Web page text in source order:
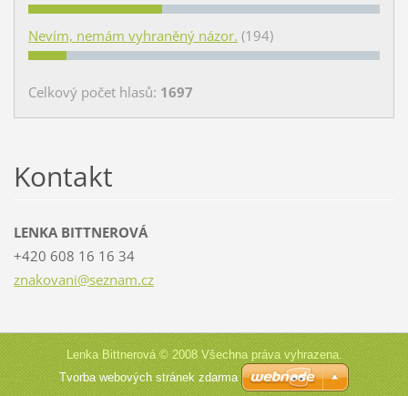
Nevím, nemám vyhraněný názor. (194)
Celkový počet hlasů: 1697
Kontakt
LENKA BITTNEROVÁ
+420 608 16 16 34
znakovani@seznam.cz
Lenka Bittnerová © 2008 Všechna práva vyhrazena.
Tvorba webových stránek zdarma